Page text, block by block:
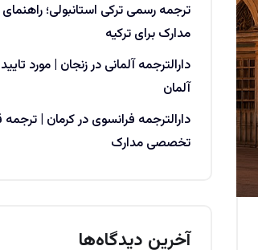
ترجمه رسمی ترکی استانبولی؛
مدارک برای ترکیه
دارالترجمه آلمانی در زنجان | مورد
آلمان
دارالترجمه فرانسوی در کرمان | ترجمه
تخصصی مدارک
آخرین دیدگاه‌ها